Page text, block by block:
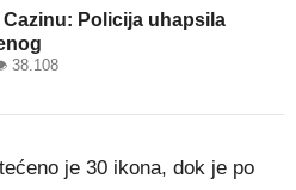
Policija uhapsila
je 30 ikona, dok je po